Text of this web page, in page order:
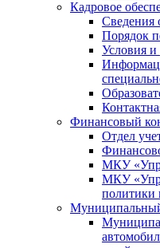
Кадровое
Сведения
Порядок
Условия и
Финансовый
Отдел
МКУ
МКУ
политики